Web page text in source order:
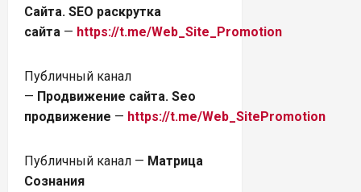
Сайта. SEO раскрутка
сайта — https://t.me/Web_Site_Promotion
Публичный канал
— Продвижение сайта. Seo
продвижение — https://t.me/Web_SitePromotion
Публичный канал — Матрица
Сознания